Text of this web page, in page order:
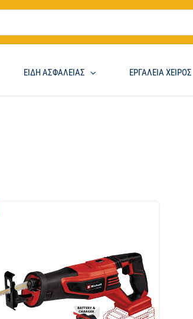
ΕΙΔΗ ΑΣΦΑΛΕΙΑΣ ΕΡΓΑΛΕΙΑ ΧΕΙΡΟΣ